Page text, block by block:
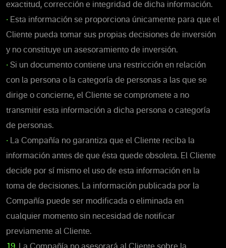
exactitud, corrección e integridad de dicha información.
• Esta información se proporciona únicamente para que el
Cliente pueda tomar sus propias decisiones de inversión
y no constituye un asesoramiento de inversión.
• Si un documento contiene una restricción en relación
con la persona o la categoría de personas a las que se
dirige o concierne, el Cliente se compromete a no
transmitir esta información a dicha persona o categoría
de personas.
• La Compañía no garantiza que el Cliente reciba la
información antes de que ésta quede obsoleta. El Cliente
decide por sí mismo el uso de esta información en la
toma de decisiones. La información publicada por la
Compañía puede ser modificada o eliminada en
cualquier momento sin necesidad de notificar
previamente al Cliente.